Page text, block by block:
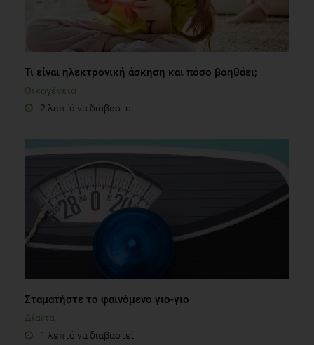
Τι είναι ηλεκτρονική άσκηση και πόσο βοηθάει;
Οικογένεια
2 λεπτά να διαβαστεί
Σταματήστε το φαινόμενο γιο-γιο
Δίαιτα
1 λεπτό να διαβαστεί